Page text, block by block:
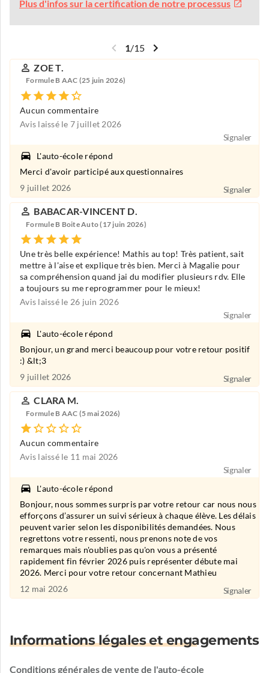
Plus d'infos sur la certification de notre processus
1/15
ZOE T.
Formule B AAC (25 juin 2026)
Aucun commentaire
Avis laissé le 7 juillet 2026
Signaler
L'auto-école répond
Merci d'avoir participé aux questionnaires
9 juillet 2026
Signaler
BABACAR-VINCENT D.
Formule B Boite Auto (17 juin 2026)
Une très belle expérience! Mathis au top! Très patient, sait
mettre à l'aise et explique très bien. Merci à Magalie pour
sa compréhension quand jai du modifier plusieurs rdv. Elle
a toujours su me reprogrammer pour le mieux!
Avis laissé le 26 juin 2026
Signaler
L'auto-école répond
Bonjour, un grand merci beaucoup pour votre retour positif
:) &lt;3
9 juillet 2026
Signaler
CLARA M.
Formule B AAC (5 mai 2026)
Aucun commentaire
Avis laissé le 11 mai 2026
Signaler
L'auto-école répond
Bonjour, nous sommes surpris par votre retour car nous nous
efforçons d’assurer un suivi sérieux à chaque élève. Les délais
peuvent varier selon les disponibilités demandées. Nous
regrettons votre ressenti, nous prenons note de vos
remarques mais n'oublies pas qu'on vous a présenté
rapidement fin février 2026 puis représenter débute mai
2026. Merci pour votre retour concernant Mathieu
12 mai 2026
Signaler
Informations légales et engagements
Conditions générales de vente de l'auto-école